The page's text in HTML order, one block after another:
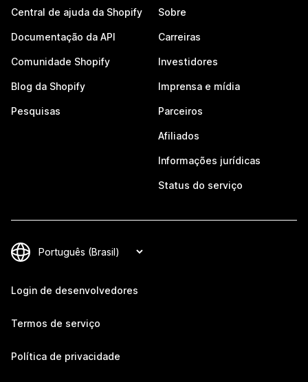
Central de ajuda da Shopify
Documentação da API
Comunidade Shopify
Blog da Shopify
Pesquisas
Sobre
Carreiras
Investidores
Imprensa e mídia
Parceiros
Afiliados
Informações jurídicas
Status do serviço
Login de desenvolvedores
Termos de serviço
Política de privacidade